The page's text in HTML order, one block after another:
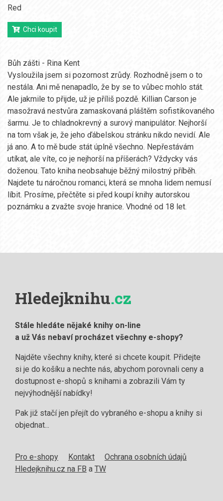
Red
Chci koupit
Bůh zášti - Rina Kent
Vysloužila jsem si pozornost zrůdy. Rozhodně jsem o to
nestála. Ani mě nenapadlo, že by se to vůbec mohlo stát.
Ale jakmile to přijde, už je příliš pozdě. Killian Carson je
masožravá nestvůra zamaskovaná pláštěm sofistikovaného
šarmu. Je to chladnokrevný a surový manipulátor. Nejhorší
na tom však je, že jeho ďábelskou stránku nikdo nevidí. Ale
já ano. A to mě bude stát úplně všechno. Nepřestávám
utíkat, ale víte, co je nejhorší na příšerách? Vždycky vás
doženou. Tato kniha neobsahuje běžný milostný příběh.
Najdete tu náročnou romanci, která se mnoha lidem nemusí
líbit. Prosíme, přečtěte si před koupí knihy autorskou
poznámku a zvažte svoje hranice. Vhodné od 18 let.
Hledejknihu.cz
Stále hledáte nějaké knihy on-line
a už Vás nebaví procházet všechny e-shopy?
Najděte všechny knihy, které si chcete koupit. Přidejte
si je do košíku a nechte nás, abychom porovnali ceny a
dostupnost e-shopů s knihami a zobrazili Vám ty
nejvýhodnější nabídky!
Pak již stačí jen přejít do vybraného e-shopu a knihy si
objednat...
Pro e-shopy Kontakt
Ochrana osobních údajů
Hledejknihu.cz na FB a TW